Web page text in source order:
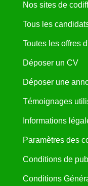
Nos sites de
Tous les
Toutes les offres
Déposer un CV
Déposer une
Témoignages
Informations
Paramètres des
Conditions de
Conditions